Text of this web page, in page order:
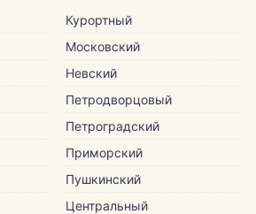
Курортный
Московский
Невский
Петродворцовый
Петроградский
Приморский
Пушкинский
Центральный